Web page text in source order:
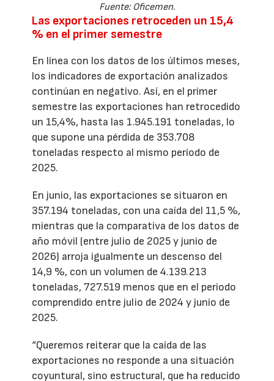
Fuente: Oficemen.
Las exportaciones retroceden un 15,4
% en el primer semestre
En línea con los datos de los últimos meses,
los indicadores de exportación analizados
continúan en negativo. Así, en el primer
semestre las exportaciones han retrocedido
un 15,4%, hasta las 1.945.191 toneladas, lo
que supone una pérdida de 353.708
toneladas respecto al mismo período de
2025.
En junio, las exportaciones se situaron en
357.194 toneladas, con una caída del 11,5 %,
mientras que la comparativa de los datos de
año móvil (entre julio de 2025 y junio de
2026) arroja igualmente un descenso del
14,9 %, con un volumen de 4.139.213
toneladas, 727.519 menos que en el periodo
comprendido entre julio de 2024 y junio de
2025.
“Queremos reiterar que la caída de las
exportaciones no responde a una situación
coyuntural, sino estructural, que ha reducido